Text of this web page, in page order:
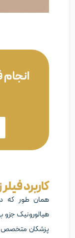
کاربرد
همان طور که
هیالورونیک جزو
پزشکان متخصص